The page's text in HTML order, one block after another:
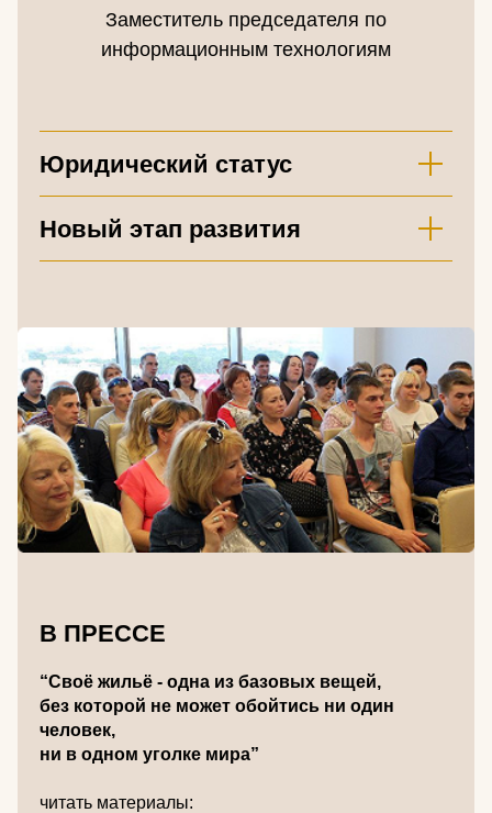
Заместитель председателя по
информационным технологиям
Юридический статус
Новый этап развития
В ПРЕССЕ
“Своё жильё - одна из базовых вещей,
без которой не может обойтись ни один
человек,
ни в одном уголке мира”
читать материалы: